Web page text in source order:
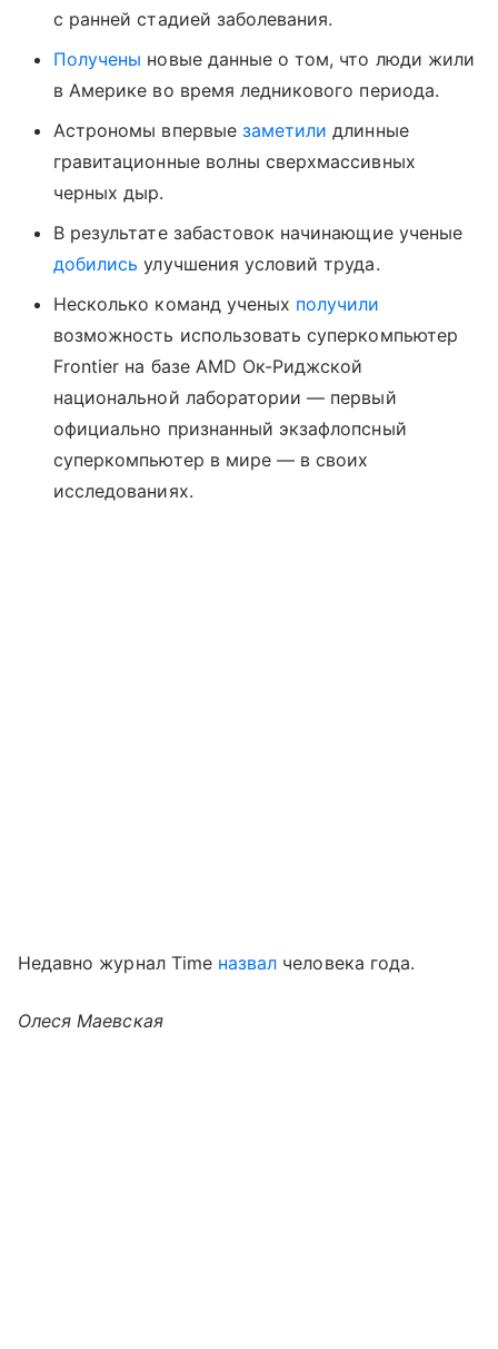
с ранней стадией заболевания.
Получены новые данные о том, что люди жили
в Америке во время ледникового периода.
Астрономы впервые заметили длинные
гравитационные волны сверхмассивных
черных дыр.
В результате забастовок начинающие ученые
добились улучшения условий труда.
Несколько команд ученых получили
возможность использовать суперкомпьютер
Frontier на базе AMD Ок-Риджской
национальной лаборатории — первый
официально признанный экзафлопсный
суперкомпьютер в мире — в своих
исследованиях.
Недавно журнал Time назвал человека года.
Олеся Маевская